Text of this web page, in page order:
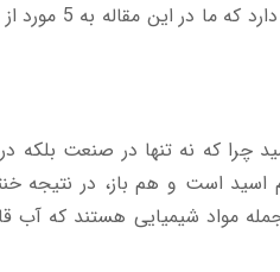
در صنعت حلال های
که نه تنها در صنعت بلکه در
هم اسید است و هم باز، در
مواد شیمیایی هستند که آب